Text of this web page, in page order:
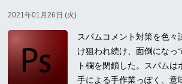
2021年01月26日 (火)
スパムコメント対策を色々
け狙われ続け、面倒になっ
ト欄を閉鎖した。スパムは
手による手作業っぽく、意